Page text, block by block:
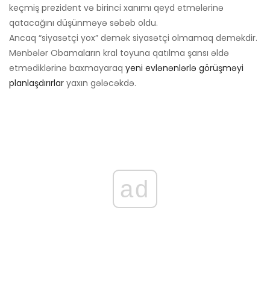
keçmiş prezident və birinci xanımı qeyd etmələrinə
qatacağını düşünməyə səbəb oldu.
Ancaq “siyasətçi yox” demək siyasətçi olmamaq deməkdir.
Mənbələr Obamaların kral toyuna qatılma şansı əldə
etmədiklərinə baxmayaraq yeni evlənənlərlə görüşməyi
planlaşdırırlar yaxın gələcəkdə.
ad